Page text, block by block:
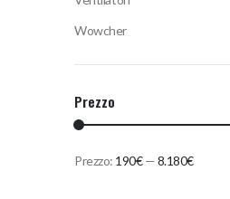
Wowcher
Prezzo
Prezzo: 190€—8.180€